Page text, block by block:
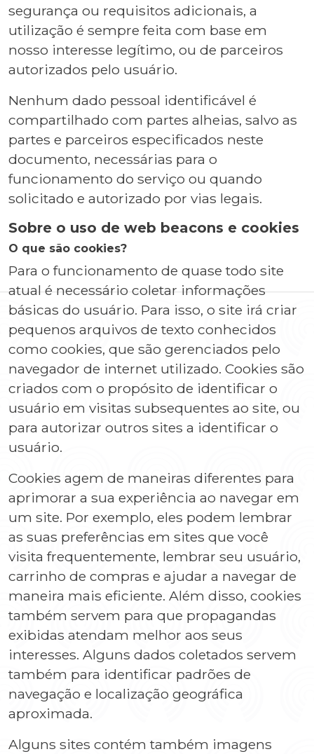
segurança ou requisitos adicionais, a
utilização é sempre feita com base em
nosso interesse legítimo, ou de parceiros
autorizados pelo usuário.
Nenhum dado pessoal identificável é
compartilhado com partes alheias, salvo as
partes e parceiros especificados neste
documento, necessárias para o
funcionamento do serviço ou quando
solicitado e autorizado por vias legais.
Sobre o uso de web beacons e cookies
O que são cookies?
Para o funcionamento de quase todo site
atual é necessário coletar informações
básicas do usuário. Para isso, o site irá criar
pequenos arquivos de texto conhecidos
como cookies, que são gerenciados pelo
navegador de internet utilizado. Cookies são
criados com o propósito de identificar o
usuário em visitas subsequentes ao site, ou
para autorizar outros sites a identificar o
usuário.
Cookies agem de maneiras diferentes para
aprimorar a sua experiência ao navegar em
um site. Por exemplo, eles podem lembrar
as suas preferências em sites que você
visita frequentemente, lembrar seu usuário,
carrinho de compras e ajudar a navegar de
maneira mais eficiente. Além disso, cookies
também servem para que propagandas
exibidas atendam melhor aos seus
interesses. Alguns dados coletados servem
também para identificar padrões de
navegação e localização geográfica
aproximada.
Alguns sites contém também imagens